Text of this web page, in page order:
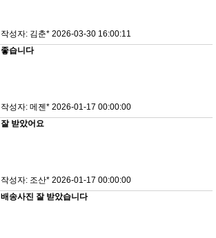
작성자: 김춘* 2026-03-30 16:00:11
좋습니다
작성자: 메젠* 2026-01-17 00:00:00
잘 받았어요
작성자: 조산* 2026-01-17 00:00:00
배송사진 잘 받았습니다